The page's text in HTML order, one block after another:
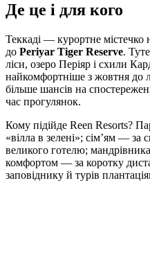
Де це і для кого
Теккаді — курортне містечко
до Periyar Tiger Reserve.
ліси, озеро Періяр і схили
найкомфортніше з жовтня до
більше шансів на
час прогулянок.
Кому підійде Reen Resorts?
«вілла в зелені»; сім’ям — за
великого готелю;
комфортом — за коротку
заповіднику й турів